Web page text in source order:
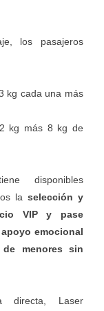
los pasajeros
kg cada una más
kg más 8 kg de
disponibles
la selección y
VIP y pase
emocional
menores sin
directa, Laser